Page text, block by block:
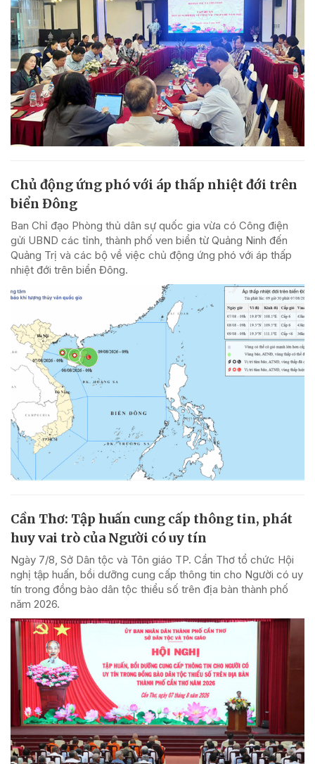
Chủ động ứng phó với áp thấp nhiệt đới trên
biển Đông
Ban Chỉ đạo Phòng thủ dân sự quốc gia vừa có Công điện
gửi UBND các tỉnh, thành phố ven biển từ Quảng Ninh đến
Quảng Trị và các bộ về việc chủ động ứng phó với áp thấp
nhiệt đới trên biển Đông.
Cần Thơ: Tập huấn cung cấp thông tin, phát
huy vai trò của Người có uy tín
Ngày 7/8, Sở Dân tộc và Tôn giáo TP. Cần Thơ tổ chức Hội
nghị tập huấn, bồi dưỡng cung cấp thông tin cho Người có uy
tín trong đồng bào dân tộc thiểu số trên địa bàn thành phố
năm 2026.